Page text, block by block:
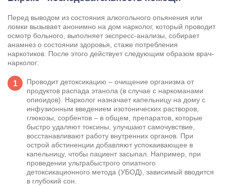
Перед выводом из состояния алкогольного опьянения или
ломки вызывает анонимно на дом нарколог, который проводит
осмотр больного, выполняет экспресс-анализы, собирает
анамнез о состоянии здоровья, стаже потребления
наркотиков. После этого действует следующим образом врач-
нарколог:
Проводит детоксикацию – очищение организма от
продуктов распада этанола (в случае с наркоманами
опиоидов). Нарколог назначает капельницу на дому с
инфузионным введением изотонических растворов,
глюкозы, сорбентов – в общем, препаратов, которые
быстро удаляют токсины, улучшают самочувствие,
восстанавливают работу внутренних органов. При
острой абстиненции добавляют успокаивающее в
капельницу, чтобы пациент засыпал. Например, при
проведении ультрабыстрого опиатного
детоксикационного метода (УБОД), зависимый вводится
в глубокий сон.